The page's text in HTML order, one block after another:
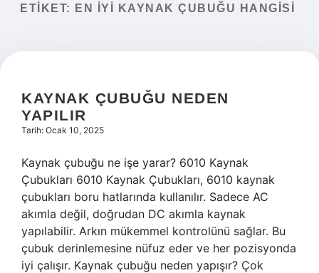
Yasal Uyarı
ETIKET: EN IYI KAYNAK ÇUBUĞU HANGISI
KAYNAK ÇUBUĞU NEDEN
YAPILIR
Tarih: Ocak 10, 2025
Kaynak çubuğu ne işe yarar? 6010 Kaynak
Çubukları 6010 Kaynak Çubukları, 6010 kaynak
çubukları boru hatlarında kullanılır. Sadece AC
akımla değil, doğrudan DC akımla kaynak
yapılabilir. Arkın mükemmel kontrolünü sağlar. Bu
çubuk derinlemesine nüfuz eder ve her pozisyonda
iyi çalışır. Kaynak çubuğu neden yapışır? Çok